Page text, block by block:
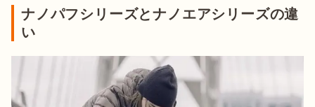
ナノパフシリーズとナノエアシリーズの違
い